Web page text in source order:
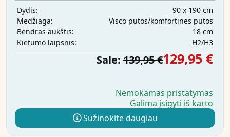
Dydis:
90 x 190 cm
Medžiaga:
Visco putos/komfortinės putos
Bendras aukštis:
18 cm
Kietumo laipsnis:
H2/H3
Sale: 139,95 €129,95 €
Nemokamas pristatymas
Galima įsigyti iš karto
Sužinokite daugiau